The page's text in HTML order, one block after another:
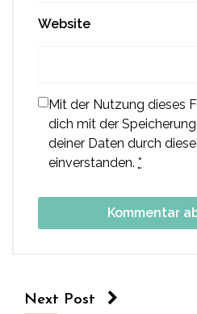
Website
Mit der Nutzung dieses
dich mit der
deiner Daten durch
einverstanden. *
Next Post